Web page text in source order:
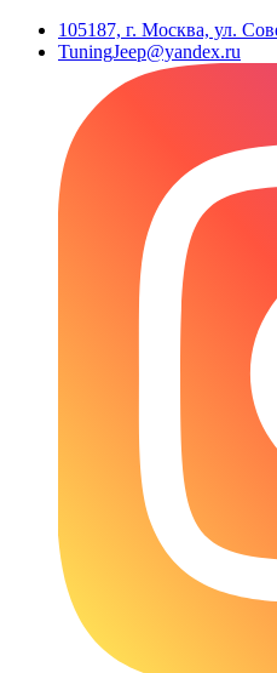
105187, г. Москва, ул.
TuningJeep@yandex.ru